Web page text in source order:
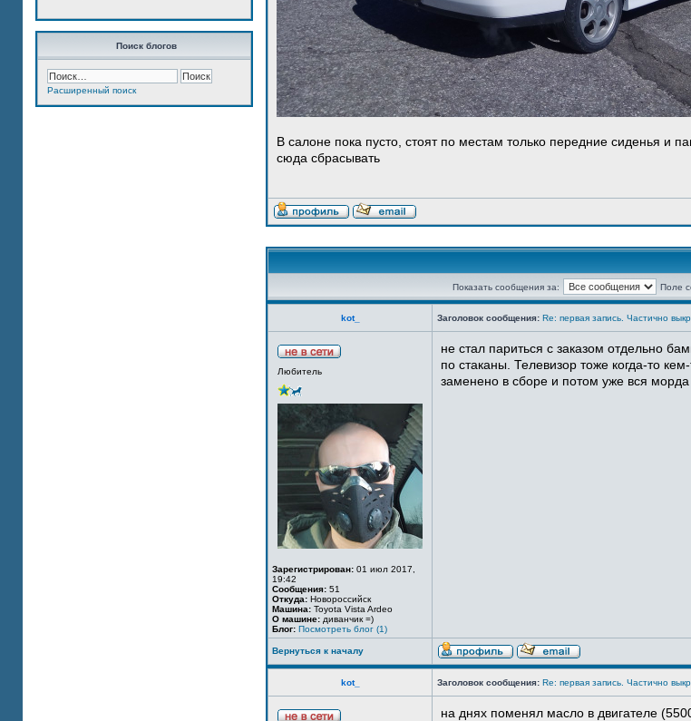
Поиск блогов
Расширенный поиск
В салоне пока пусто, стоят по местам только передние сиденья и
сюда сбрасывать
Показать сообщения за: Поле
kot_ Заголовок сообщения: Re: первая запись. Частично
Любитель
Зарегистрирован: 01 июл 2017,
19:42
Сообщения: 51
Откуда: Новороссийск
Машина: Toyota Vista Ardeo
О машине: диванчик =)
Блог: Посмотреть блог (1)
не стал париться с заказом отдельно
по стаканы. Телевизор тоже когда-то
заменено в сборе и потом уже вся морда
Вернуться к началу
kot_ Заголовок сообщения: Re: первая запись. Частично
на днях поменял масло в двигателе